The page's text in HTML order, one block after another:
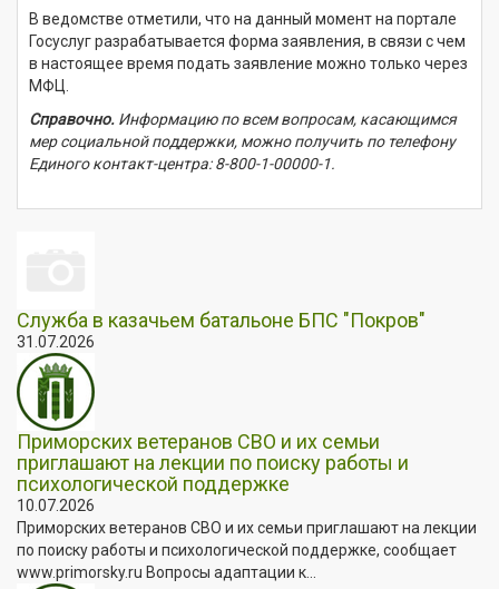
В ведомстве отметили, что на данный момент на портале
Госуслуг разрабатывается форма заявления, в связи с чем
в настоящее время подать заявление можно только через
МФЦ.
Справочно. Информацию по всем вопросам, касающимся
мер социальной поддержки, можно получить по телефону
Единого контакт-центра:8-800-1-00000-1.
Служба в казачьем батальоне БПС "Покров"
31.07.2026
Приморских ветеранов СВО и их семьи
приглашают на лекции по поиску работы и
психологической поддержке
10.07.2026
Приморских ветеранов СВО и их семьи приглашают на лекции
по поиску работы и психологической поддержке, сообщает
www.primorsky.ru Вопросы адаптации к...